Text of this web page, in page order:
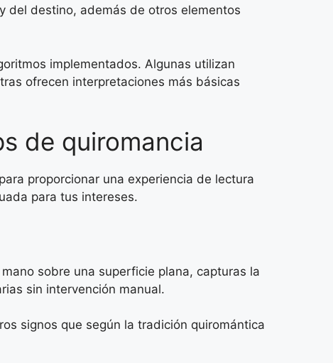
del destino, además de otros elementos
implementados. Algunas utilizan
ofrecen interpretaciones más básicas
de quiromancia
proporcionar una experiencia de lectura
para tus intereses.
sobre una superficie plana, capturas la
sin intervención manual.
signos que según la tradición quiromántica